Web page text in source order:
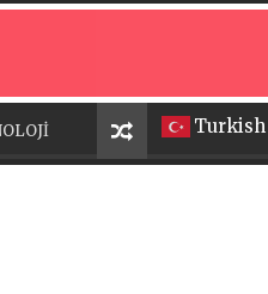
Turkish